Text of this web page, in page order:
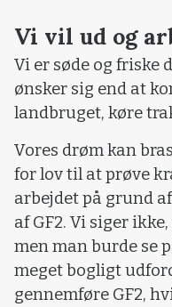
Vi vil ud og
Vi er søde og friske
ønsker sig end at
landbruget, køre
Vores drøm kan
for lov til at prøve
arbejdet på grund
af GF2. Vi siger
men man burde se
meget bogligt
gennemføre GF2,